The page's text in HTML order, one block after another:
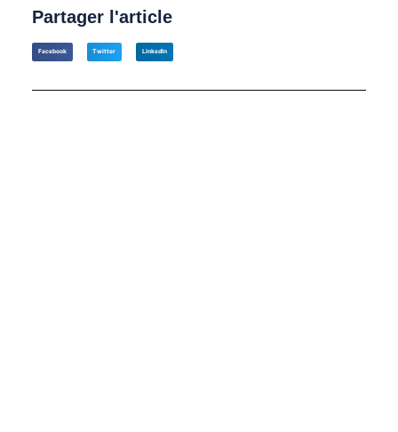
Partager l'article
Facebook Twitter LinkedIn